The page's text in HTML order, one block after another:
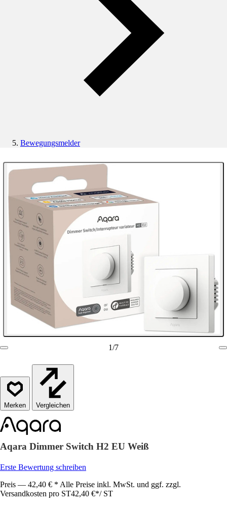
Bewegungsmelder
1/7
Vergleichen
Aqara Dimmer Switch H2 EU Weiß
Erste Bewertung schreiben
Preis — 42,40 € * Alle Preise inkl. MwSt. und ggf. zzgl.
Versandkosten pro ST42,40 €*/ ST